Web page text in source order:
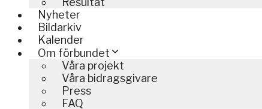
Nyheter
Bildarkiv
Kalender
Om förbundet
Våra projekt
Våra bidragsgivare
Press
FAQ